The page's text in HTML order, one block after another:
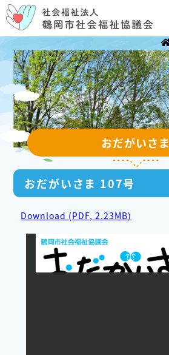
おだがいさま
おだがいさま 107号
Download (PDF, 2.23MB)